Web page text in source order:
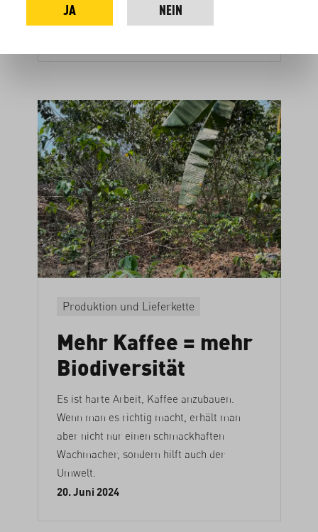
oftmals zu Recht.
Produktion und Lieferkette
Mehr Kaffee = mehr
Biodiversität
Es ist harte Arbeit, Kaffee anzubauen.
Wenn man es richtig macht, erhält man
aber nicht nur einen schmackhaften
Wachmacher, sondern hilft auch der
Umwelt.
20. Juni 2024
JA NEIN